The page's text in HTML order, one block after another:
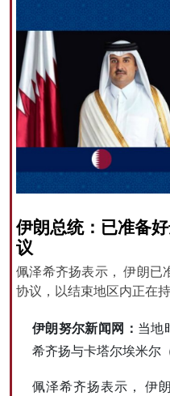
政治
经济
文化.社会
世界
旅游
|فارسی|English|
עברית|русский
All rights reserved for
Copyright © 2021
伊朗总统：已准备
议
佩泽希齐扬表示， 伊朗已
协议，以结束地区内正在
伊朗努尔新闻网： 当地
希齐扬与卡塔尔埃米尔
佩泽希齐扬表示， 伊